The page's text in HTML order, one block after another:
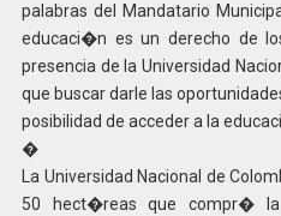
palabras del Mandatario
educaci�n es un derecho de
presencia de la Universidad
que buscar darle las
posibilidad de acceder a la
�
La Universidad Nacional de
50 hect�reas que compr�